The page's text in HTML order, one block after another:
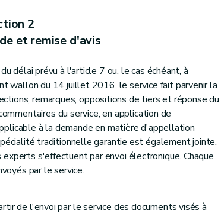
2
et remise d'avis
délai prévu à l'article 7 ou, le cas échéant, à
wallon du 14 juillet 2016, le service fait parvenir la
remarques, oppositions de tiers et réponse du
du service, en application de
à la demande en matière d'appellation
traditionnelle garantie est également jointe.
s'effectuent par envoi électronique. Chaque
par le service.
de l'envoi par le service des documents visés à